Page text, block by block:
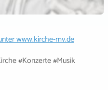
www.kirche-mv.de
#Konzerte #Musik